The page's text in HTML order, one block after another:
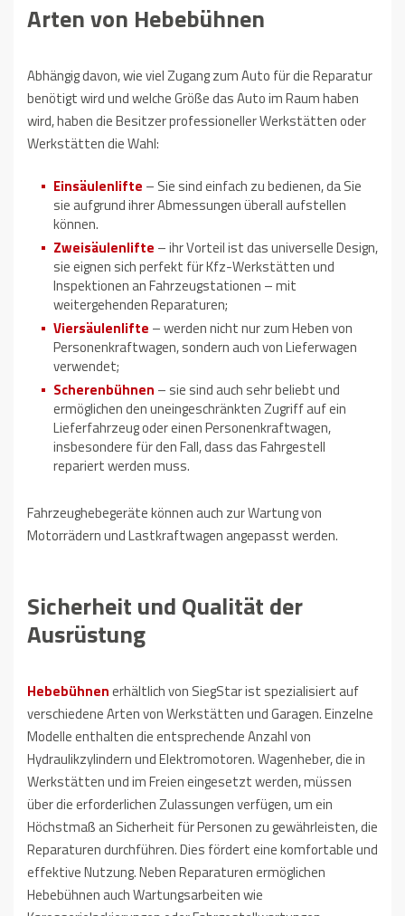
Arten von Hebebühnen
Abhängig davon, wie viel Zugang zum Auto für die Reparatur
benötigt wird und welche Größe das Auto im Raum haben
wird, haben die Besitzer professioneller Werkstätten oder
Werkstätten die Wahl:
Einsäulenlifte – Sie sind einfach zu bedienen, da Sie
sie aufgrund ihrer Abmessungen überall aufstellen
können.
Zweisäulenlifte – ihr Vorteil ist das universelle Design,
sie eignen sich perfekt für Kfz-Werkstätten und
Inspektionen an Fahrzeugstationen – mit
weitergehenden Reparaturen;
Viersäulenlifte – werden nicht nur zum Heben von
Personenkraftwagen, sondern auch von Lieferwagen
verwendet;
Scherenbühnen – sie sind auch sehr beliebt und
ermöglichen den uneingeschränkten Zugriff auf ein
Lieferfahrzeug oder einen Personenkraftwagen,
insbesondere für den Fall, dass das Fahrgestell
repariert werden muss.
Fahrzeughebegeräte können auch zur Wartung von
Motorrädern und Lastkraftwagen angepasst werden.
Sicherheit und Qualität der
Ausrüstung
Hebebühnenerhältlich von SiegStar ist spezialisiert auf
verschiedene Arten von Werkstätten und Garagen.Einzelne
Modelle enthalten die entsprechende Anzahl von
Hydraulikzylindern und Elektromotoren.Wagenheber, die in
Werkstätten und im Freien eingesetzt werden, müssen
über die erforderlichen Zulassungen verfügen, um ein
Höchstmaß an Sicherheit für Personen zu gewährleisten, die
Reparaturen durchführen.Dies fördert eine komfortable und
effektive Nutzung.Neben Reparaturen ermöglichen
Hebebühnen auch Wartungsarbeiten wie